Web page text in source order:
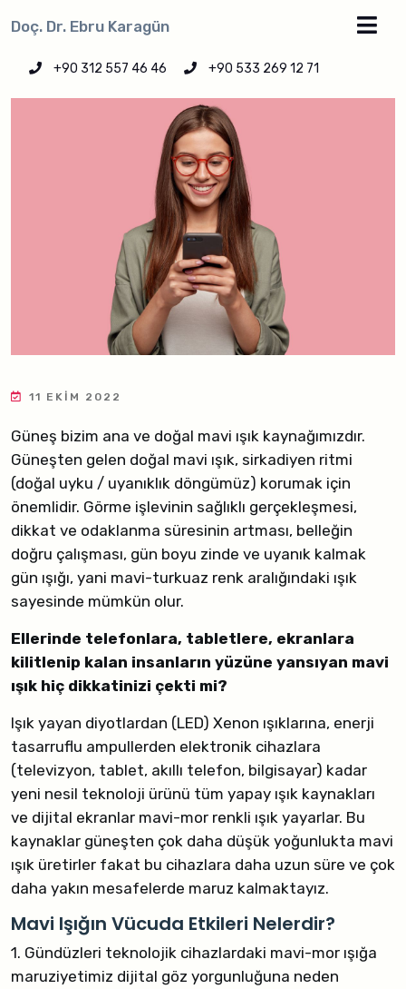
Doç. Dr. Ebru Karagün
+90 312 557 46 46 +90 533 269 12 71
11 EKIM 2022
Güneş bizim ana ve doğal mavi ışık kaynağımızdır.
Güneşten gelen doğal mavi ışık, sirkadiyen ritmi
(doğal uyku / uyanıklık döngümüz) korumak için
önemlidir. Görme işlevinin sağlıklı gerçekleşmesi,
dikkat ve odaklanma süresinin artması, belleğin
doğru çalışması, gün boyu zinde ve uyanık kalmak
gün ışığı, yani mavi-turkuaz renk aralığındaki ışık
sayesinde mümkün olur.
Ellerinde telefonlara, tabletlere, ekranlara
kilitlenip kalan insanların yüzüne yansıyan mavi
ışık hiç dikkatinizi çekti mi?
Işık yayan diyotlardan (LED) Xenon ışıklarına, enerji
tasarruflu ampullerden elektronik cihazlara
(televizyon, tablet, akıllı telefon, bilgisayar) kadar
yeni nesil teknoloji ürünü tüm yapay ışık kaynakları
ve dijital ekranlar mavi-mor renkli ışık yayarlar. Bu
kaynaklar güneşten çok daha düşük yoğunlukta mavi
ışık üretirler fakat bu cihazlara daha uzun süre ve çok
daha yakın mesafelerde maruz kalmaktayız.
Mavi Işığın Vücuda Etkileri Nelerdir?
1. Gündüzleri teknolojik cihazlardaki mavi-mor ışığa
maruziyetimiz dijital göz yorgunluğuna neden